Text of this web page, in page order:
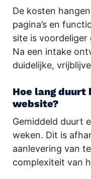
De kosten
pagina’s en
site is
Na een intake
duidelijke,
Hoe lang duurt
website?
Gemiddeld duurt
weken. Dit is
aanlevering van
complexiteit van